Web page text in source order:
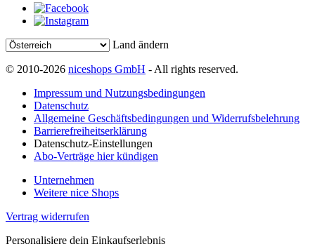
Land ändern
© 2010-2026 niceshops GmbH - All rights reserved.
Impressum und Nutzungsbedingungen
Datenschutz
Allgemeine Geschäftsbedingungen und Widerrufsbelehrung
Barrierefreiheitserklärung
Datenschutz-Einstellungen
Abo-Verträge hier kündigen
Unternehmen
Weitere nice Shops
Vertrag widerrufen
Personalisiere dein Einkaufserlebnis